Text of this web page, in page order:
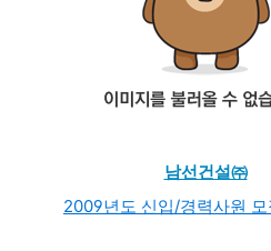
남선건설㈜
2009년도 신입/경력사원 모